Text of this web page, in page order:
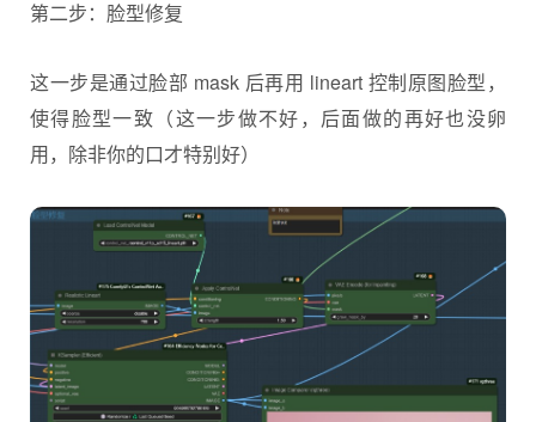
第二步：脸型修复
这一步是通过脸部 mask 后再用 lineart 控制原图脸型，
使得脸型一致（这一步做不好，后面做的再好也没卵
用，除非你的口才特别好）